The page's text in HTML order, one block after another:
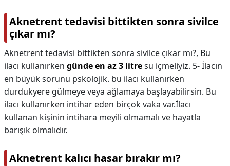
Aknetrent tedavisi bittikten sonra sivilce
çıkar mı?
Aknetrent tedavisi bittikten sonra sivilce çıkar mı?, Bu
ilacı kullanırken günde en az 3 litresu içmeliyiz. 5- İlacın
en büyük sorunu pskolojik. bu ilacı kullanırken
durdukyere gülmeye veya ağlamaya başlayabilirsin. Bu
ilacı kullanırken intihar eden birçok vaka var.İlacı
kullanan kişinin intihara meyili olmamalı ve hayatla
barışık olmalıdır.
Aknetrent kalıcı hasar bırakır mı?